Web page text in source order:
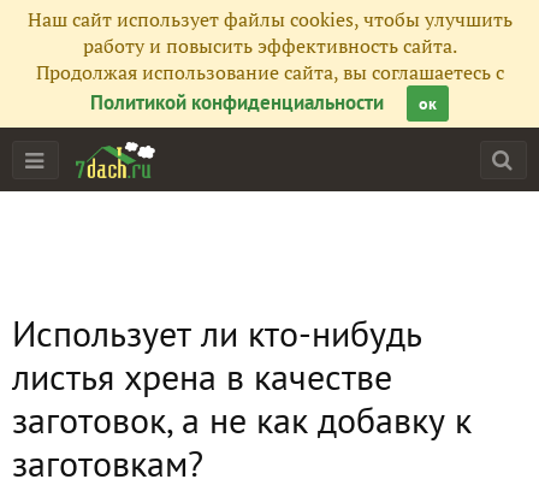
Наш сайт использует файлы cookies, чтобы улучшить
работу и повысить эффективность сайта.
Продолжая использование сайта, вы соглашаетесь с
Политикой конфиденциальности
ок
Использует ли кто-нибудь
листья хрена в качестве
заготовок, а не как добавку к
заготовкам?